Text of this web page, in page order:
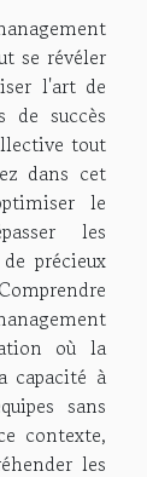
se révéler
l'art de
de succès
tout
dans cet
le
les
précieux
où la
capacité à
sans
contexte,
les